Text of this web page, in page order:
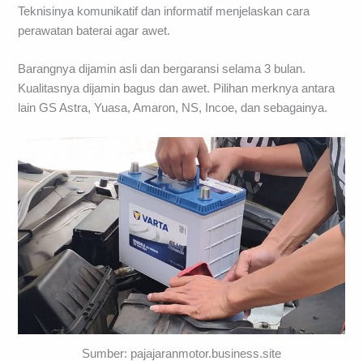
Teknisinya komunikatif dan informatif menjelaskan cara
perawatan baterai agar awet.
Barangnya dijamin asli dan bergaransi selama 3 bulan.
Kualitasnya dijamin bagus dan awet. Pilihan merknya antara
lain GS Astra, Yuasa, Amaron, NS, Incoe, dan sebagainya.
Sumber: pajajaranmotor.business.site